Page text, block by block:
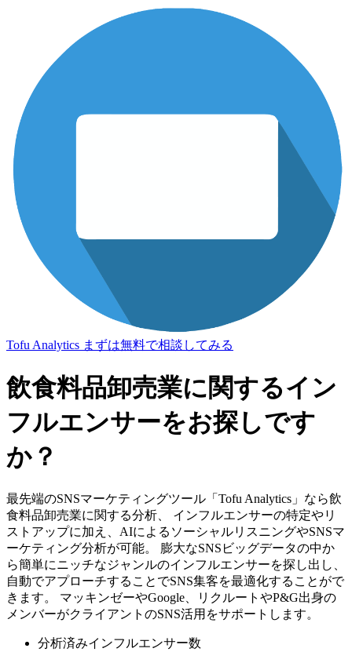
Tofu Analytics まずは無料で相談してみる
飲食料品卸売業に関するイン
フルエンサーをお探しです
か？
最先端のSNSマーケティングツール「Tofu Analytics」なら飲
食料品卸売業に関する分析、 インフルエンサーの特定やリ
ストアップに加え、AIによるソーシャルリスニングやSNSマ
ーケティング分析が可能。 膨大なSNSビッグデータの中か
ら簡単にニッチなジャンルのインフルエンサーを探し出し、
自動でアプローチすることでSNS集客を最適化することがで
きます。 マッキンゼーやGoogle、リクルートやP&G出身の
メンバーがクライアントのSNS活用をサポートします。
分析済みインフルエンサー数